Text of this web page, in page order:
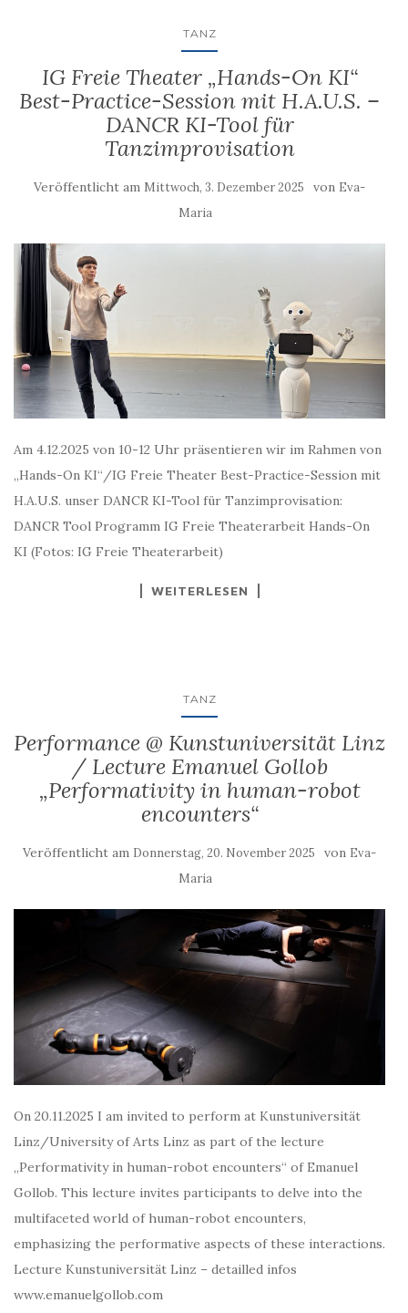
TANZ
IG Freie Theater „Hands-On KI“
Best-Practice-Session mit H.A.U.S. –
DANCR KI-Tool für
Tanzimprovisation
Veröffentlicht am Mittwoch, 3. Dezember 2025 von Eva-
Maria
Am 4.12.2025 von 10-12 Uhr präsentieren wir im Rahmen von
„Hands-On KI“/IG Freie Theater Best-Practice-Session mit
H.A.U.S. unser DANCR KI-Tool für Tanzimprovisation:
DANCR Tool Programm IG Freie Theaterarbeit Hands-On
KI (Fotos: IG Freie Theaterarbeit)
WEITERLESEN
TANZ
Performance @ Kunstuniversität Linz
/ Lecture Emanuel Gollob
„Performativity in human-robot
encounters“
Veröffentlicht am Donnerstag, 20. November 2025 von Eva-
Maria
On 20.11.2025 I am invited to perform at Kunstuniversität
Linz/University of Arts Linz as part of the lecture
„Performativity in human-robot encounters“ of Emanuel
Gollob. This lecture invites participants to delve into the
multifaceted world of human-robot encounters,
emphasizing the performative aspects of these interactions.
Lecture Kunstuniversität Linz – detailled infos
www.emanuelgollob.com